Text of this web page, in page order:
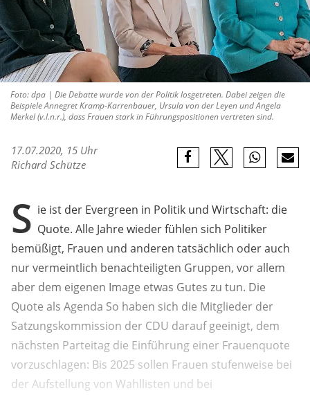
Foto: dpa | Die Debatte wurde von der Politik losgetreten. Dabei zeigen die
Beispiele Annegret Kramp-Karrenbauer, Ursula von der Leyen und Angela
Merkel (v.l.n.r.), dass Frauen stark in Führungspositionen vertreten sind.
17.07.2020, 15 Uhr
Richard Schütze
S ie ist der Evergreen in Politik und Wirtschaft: die
Quote. Alle Jahre wieder fühlen sich Politiker
bemüßigt, Frauen und anderen tatsächlich oder auch
nur vermeintlich benachteiligten Gruppen, vor allem
aber dem eigenen Image etwas Gutes zu tun. Die
Quote als Agenda So haben sich die Mitglieder der
Satzungskommission der CDU darauf geeinigt, dem
nächsten Parteitag die Einführung einer Frauenquote
vorzuschlagen: Bis 2025 sollen Frauen stufenweise bei
der Aufstellung von Wahllisten und bei